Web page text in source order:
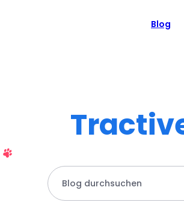
Blog
Blog durchsuchen